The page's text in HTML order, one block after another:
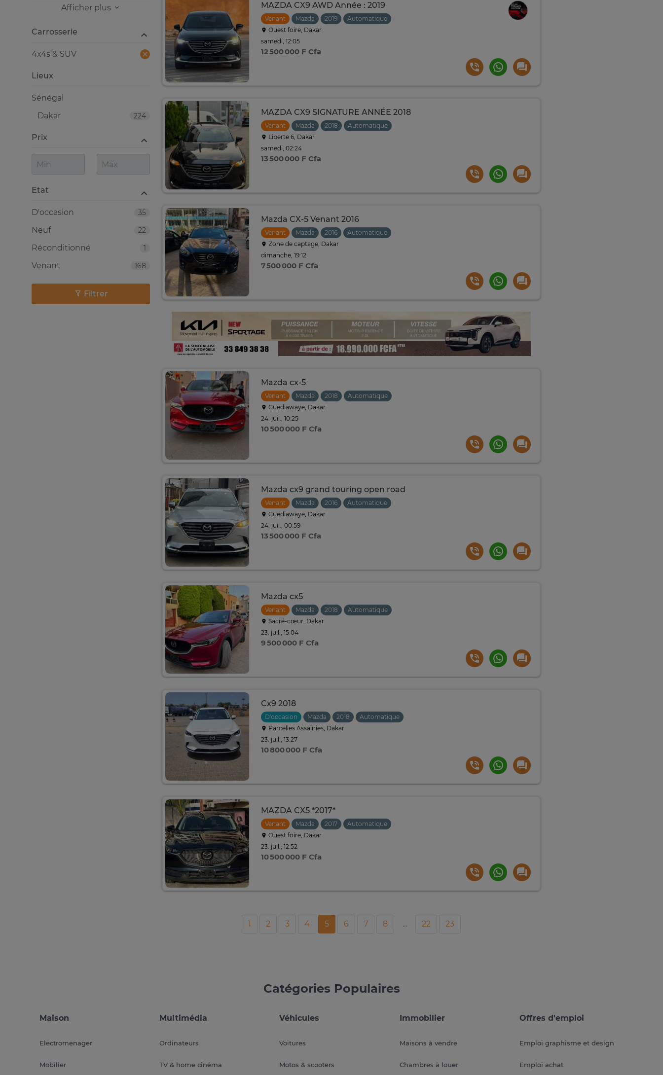
MAZDA CX9 AWD Année : 2019
Venant Mazda 2019
Automatique
Ouest foire, Dakar
samedi, 12:05
12 500 000 F Cfa
MAZDA CX9 SIGNATURE ANNÉE 2018
Venant Mazda 2018
Automatique
Liberte 6, Dakar
samedi, 02:24
13 500 000 F Cfa
Mazda CX-5 Venant 2016
Venant Mazda 2016
Automatique
Zone de captage, Dakar
dimanche, 19:12
7 500 000 F Cfa
Mazda cx-5
Venant Mazda 2018
Automatique
Guediawaye, Dakar
24. juil., 10:25
10 500 000 F Cfa
Mazda cx9 grand touring open road
Venant Mazda 2016
Automatique
Guediawaye, Dakar
24. juil., 00:59
13 500 000 F Cfa
Mazda cx5
Venant Mazda 2018
Automatique
Sacré-cœur, Dakar
23. juil., 15:04
9 500 000 F Cfa
Cx9 2018
D'occasion Mazda 2018
Automatique
Parcelles Assainies, Dakar
23. juil., 13:27
10 800 000 F Cfa
MAZDA CX5 *2017*
Venant Mazda 2017
Automatique
Ouest foire, Dakar
23. juil., 12:52
10 500 000 F Cfa
1 2 3 4 5 6 7 8 ... 22 23
Lieux
Sénégal
224
Dakar
Prix
Etat
35
D'occasion
22
Neuf
1
Réconditionné
168
Venant
Afficher plus
Carrosserie
4x4s & SUV
Filtrer
Catégories Populaires
Maison
Electromenager
Mobilier
Multimédia
Ordinateurs
TV & home cinéma
Véhicules
Voitures
Motos & scooters
Immobilier
Maisons à vendre
Chambres à louer
Offres d'emploi
Emploi graphisme et design
Emploi achat